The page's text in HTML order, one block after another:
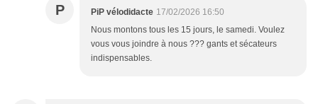
P PiP vélodidacte 17/02/2026 16:50
Nous montons tous les 15 jours, le samedi. Voulez
vous vous joindre à nous ??? gants et sécateurs
indispensables.